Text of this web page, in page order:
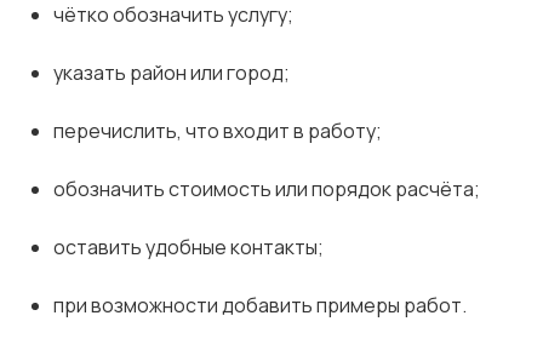
чётко обозначить услугу;
указать район или город;
перечислить, что входит в работу;
обозначить стоимость или порядок расчёта;
оставить удобные контакты;
при возможности добавить примеры работ.